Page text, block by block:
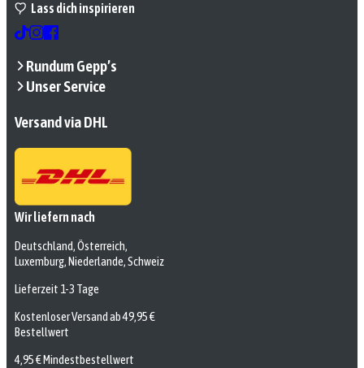
Lass dich inspirieren
Rundum Gepp’s
Unser Service
Versand via DHL
Wir liefern nach
Deutschland, Österreich,
Luxemburg, Niederlande, Schweiz
Lieferzeit 1-3 Tage
Kostenloser Versand ab 49,95 €
Bestellwert
4,95 € Mindestbestellwert